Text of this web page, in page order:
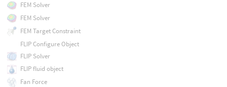
FEM Solver
FEM Solver
FEM Target Constraint
FLIP Configure Object
FLIP Solver
FLIP fluid object
Fan Force